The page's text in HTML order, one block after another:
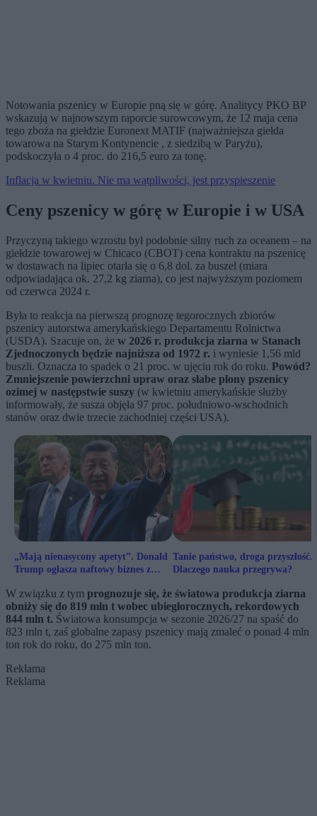
Notowania pszenicy w Europie pną się w górę. Analitycy PKO BP
wskazują w najnowszym raporcie surowcowym, że 12 maja cena
tego zboża na giełdzie Euronext MATIF (najważniejsza giełda
towarowa na Starym Kontynencie , z siedzibą w Paryżu),
podskoczyła o 4 proc. do 216,5 euro za tonę.
Inflacja w kwietniu. Nie ma wątpliwości, jest przyspieszenie
Ceny pszenicy w górę w Europie i w USA
Przyczyną takiego wzrostu był podobnie silny ruch za oceanem – na
giełdzie towarowej w Chicaco (CBOT) cena kontraktu na pszenicę
w dostawach na lipiec otarła się o 6,8 dol. za buszel (miara
odpowiadająca ok. 27,2 kg ziarna), co jest najwyższym poziomem
od czerwca 2024 r.
Była to reakcja na pierwszą prognozę tegorocznych zbiorów
pszenicy autorstwa amerykańskiego Departamentu Rolnictwa
(USDA). Szacuje on, że w 2026 r. produkcja ziarna w Stanach
Zjednoczonych będzie najniższa od 1972 r. i wyniesie 1,56 mld
buszli. Oznacza to spadek o 21 proc. w ujęciu rok do roku. Powód?
Zmniejszenie powierzchni upraw oraz słabe plony pszenicy
ozimej w następstwie suszy (w kwietniu amerykańskie służby
informowały, że susza objęła 97 proc. południowo-wschodnich
stanów oraz dwie trzecie zachodniej części USA).
„Mają nienasycony apetyt”. Donald
Trump ogłasza naftowy biznes z
Tanie państwo, droga przyszłość.
Dlaczego nauka przegrywa?
W związku z tym prognozuje się, że światowa produkcja ziarna
obniży się do 819 mln t wobec ubiegłorocznych, rekordowych
844 mln t. Światowa konsumpcja w sezonie 2026/27 na spaść do
823 mln t, zaś globalne zapasy pszenicy mają zmaleć o ponad 4 mln
ton rok do roku, do 275 mln ton.
Reklama
Reklama